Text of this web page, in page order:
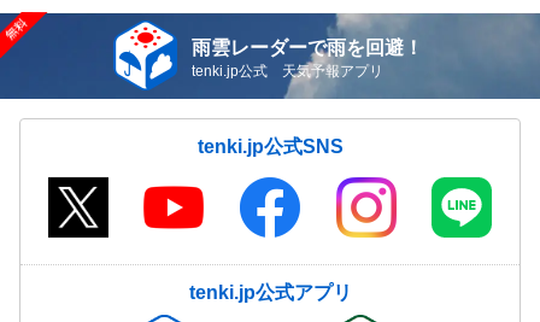
雨雲レーダーで雨を回避！
tenki.jp公式 天気予報アプリ
tenki.jp公式SNS
tenki.jp公式アプリ